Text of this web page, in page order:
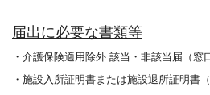
届出に必要な書類等
・介護保険適用除外 該当・非該当届（窓
・施設入所証明書または施設退所証明書